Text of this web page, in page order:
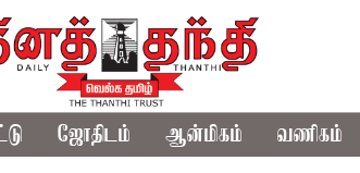
ஜோதிடம் ஆன்மிகம் வணிகம்